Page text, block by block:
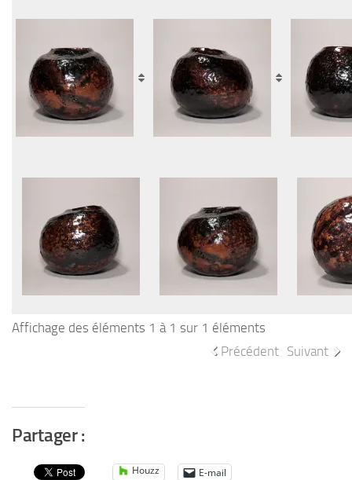
Affichage des éléments 1 à 1 sur 1 éléments
Précédent Suivant
Partager :
Houzz E-mail